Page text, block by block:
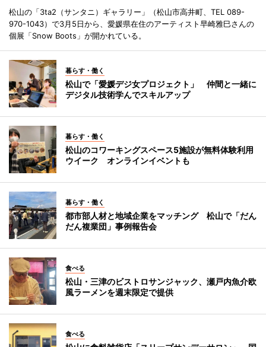
松山の「3ta2（サンタニ）ギャラリー」（松山市高井町、TEL 089-
970-1043）で3月5日から、愛媛県在住のアーティスト早崎雅巳さんの
個展「Snow Boots」が開かれている。
暮らす・働く
松山で「愛媛デジ女プロジェクト」 仲間と一緒に
デジタル技術学んでスキルアップ
暮らす・働く
松山のコワーキングスペース5施設が無料体験利用
ウイーク オンラインイベントも
暮らす・働く
都市部人材と地域企業をマッチング 松山で「だん
だん複業団」事例報告会
食べる
松山・三津のビストロサンジャック、瀬戸内魚介欧
風ラーメンを週末限定で提供
食べる